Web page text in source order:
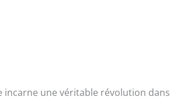
une véritable révolution dans